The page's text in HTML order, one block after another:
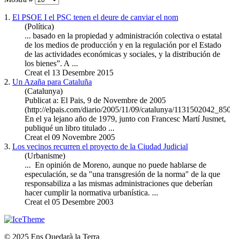
1. El PSOE I el PSC tenen el deure de canviar el nom
(Política)
... basado en la propiedad y administración colectiva o estatal
de los medios de producción y en la regulación por el Estado
de las actividades económicas y sociales, y la distribución de
los bienes”. A ...
Creat el 13 Desembre 2015
2. Un Azaña para Cataluña
(Catalunya)
Publicat a: El Pais, 9 de Novembre de 2005
(http://elpais.com/diario/2005/11/09/catalunya/
En el ya lejano año de 1979, junto con Francesc Martí Jusmet,
publiqué un libro titulado ...
Creat el 09 Novembre 2005
3. Los vecinos recurren el proyecto de la Ciudad Judicial
(Urbanisme)
... En opinión de Moreno, aunque no puede hablarse de
especulación, se da "una transgresión de la norma" de la que
responsabiliza a las mismas administraciones que deberían
hacer cumplir la normativa urbanística. ...
Creat el 05 Desembre 2003
© 2025 Ens Quedarà la Terra